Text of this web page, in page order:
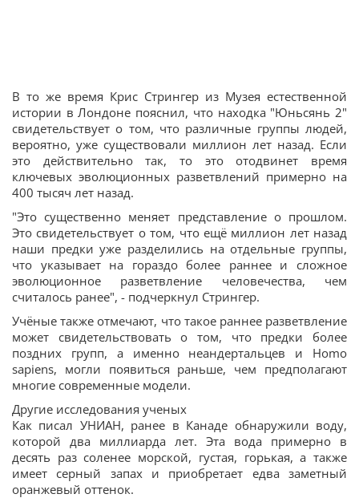
В то же время Крис Стрингер из Музея естественной
истории в Лондоне пояснил, что находка "Юньсянь 2"
свидетельствует о том, что различные группы людей,
вероятно, уже существовали миллион лет назад. Если
это действительно так, то это отодвинет время
ключевых эволюционных разветвлений примерно на
400 тысяч лет назад.
"Это существенно меняет представление о прошлом.
Это свидетельствует о том, что ещё миллион лет назад
наши предки уже разделились на отдельные группы,
что указывает на гораздо более раннее и сложное
эволюционное разветвление человечества, чем
считалось ранее", - подчеркнул Стрингер.
Учёные также отмечают, что такое раннее разветвление
может свидетельствовать о том, что предки более
поздних групп, а именно неандертальцев и Homo
sapiens, могли появиться раньше, чем предполагают
многие современные модели.
Другие исследования ученых
Как писал УНИАН, ранее в Канаде обнаружили воду,
которой два миллиарда лет. Эта вода примерно в
десять раз соленее морской, густая, горькая, а также
имеет серный запах и приобретает едва заметный
оранжевый оттенок.